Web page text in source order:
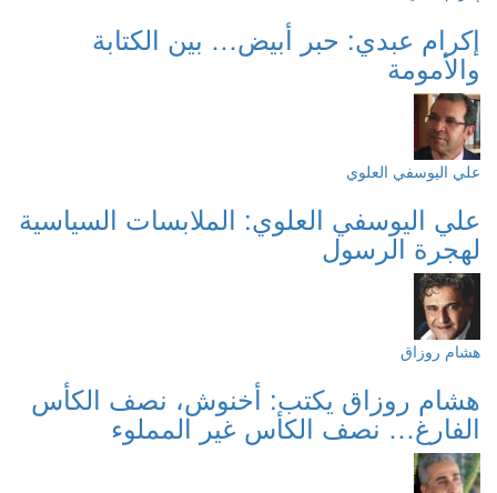
إكرام عبدي: حبر أبيض… بين الكتابة
والأمومة
علي اليوسفي العلوي
علي اليوسفي العلوي: الملابسات السياسية
لهجرة الرسول
هشام روزاق
هشام روزاق يكتب: أخنوش، نصف الكأس
الفارغ… نصف الكأس غير المملوء